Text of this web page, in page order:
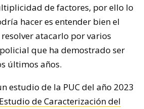
de factores, por ello lo
hacer es entender bien el
atacarlo por varios
que ha demostrado ser
últimos años.
estudio de la PUC del año 2023
Estudio de Caracterización del